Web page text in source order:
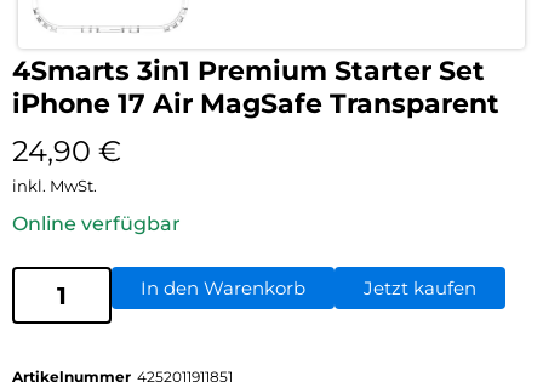
4Smarts 3in1 Premium Starter Set
iPhone 17 Air MagSafe Transparent
24,90 €
inkl. MwSt.
Online verfügbar
In den Warenkorb Jetzt kaufen
Artikelnummer 4252011911851